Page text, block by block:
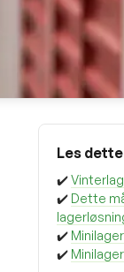
Les
✔️
✔️ Dette
✔️
✔️